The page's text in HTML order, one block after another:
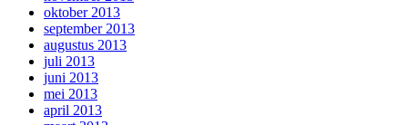
oktober 2013
september 2013
augustus 2013
juli 2013
juni 2013
mei 2013
april 2013